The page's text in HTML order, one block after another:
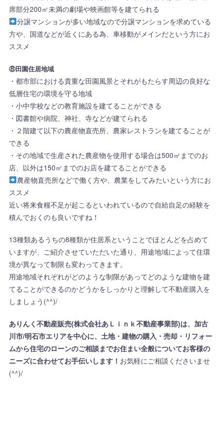
席部分200㎡未満の劇場や映画館等を建てられる
分譲マンションが多い地域なので分譲マンションを求めている
方や、国道などが近くにある為、車移動がメインだという方にお
ススメ
⑧田園住居地域
・都市部における貴重な田園風景とそれがもたらす周辺の良好な
低層住宅の環境を守る地域
・小中学校などの教育施設を建てることができる
・図書館や病院、神社、寺などが建てられる
・２階建て以下の農産物直売所、農家レストランを建てることが
できる
・その地域で生産された農産物を使用する場合は500㎡までのお
店、以外は150㎡までのお店を建てることができる
農産物直売所などで働く方や、農業をしてみたいという方にお
ススメ
近い将来食糧不足が起こるといわれているので自給自足の経験を
積んでおくのも良いですね！
13種類あるうちの8種類が住居系ということでほとんどを占めて
いますが、ご紹介させていただいた通り、用途地域によって住環
境が異なって制限も変わってきます。
用途地域それぞれがどのような制限があってどのような建物を建
てることができるのかどうかをしっかりと理解して不動産購入を
しましょう(^^)/
ありんく不動産販売(株式会社あＬｉｎｋ不動産事業部)は、加古
川市/明石市エリアを中心に、土地・建物の購入・売却・リフォー
ムから住宅のローンのご相談までお住まい全般についてお客様の
ニーズに合わせてお手伝いします！ お気軽にご相談くださいませ
(^^)/